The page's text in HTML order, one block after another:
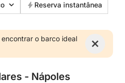
Reserva instantânea
o barco ideal
- Nápoles